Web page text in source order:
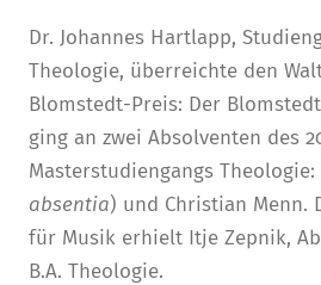
Dr. Johannes Hartlapp,
Theologie, überreichte den
Blomstedt-Preis: Der
ging an zwei Absolven­ten des
Masterstudiengangs
absentia) und Christian Menn.
für Musik erhielt Itje Zepnik,
B.A. Theologie.